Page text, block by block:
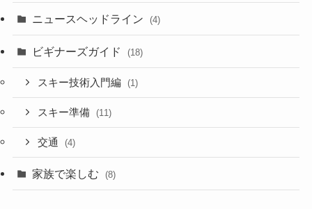
ニュースヘッドライン (4)
ビギナーズガイド (18)
スキー技術入門編 (1)
スキー準備 (11)
交通 (4)
家族で楽しむ (8)